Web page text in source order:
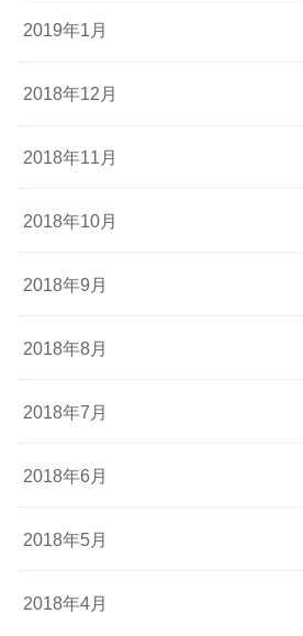
2019年1月
2018年12月
2018年11月
2018年10月
2018年9月
2018年8月
2018年7月
2018年6月
2018年5月
2018年4月